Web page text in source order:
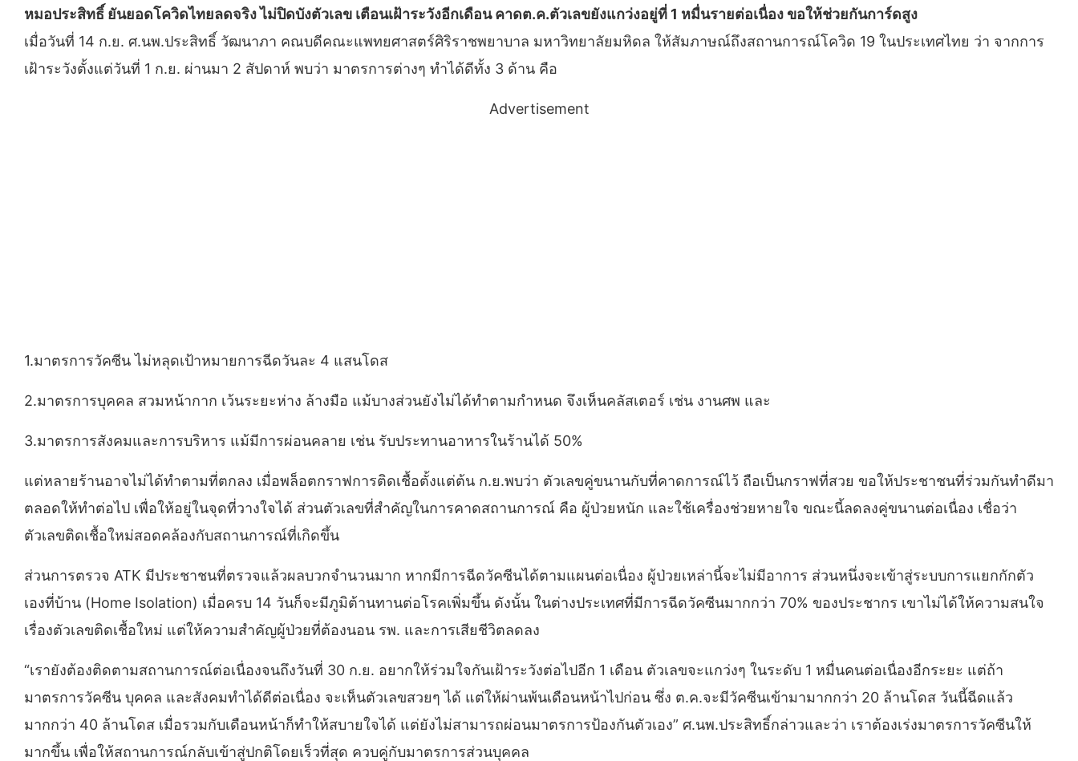
หมอประสิทธิ์ ยันยอดโควิดไทยลดจริง ไม่ปิดบังตัวเลข เตือนเฝ้าระวังอีกเดือน คาดต.ค.ตัวเลขยังแกว่งอยู่ที่ 1 หมื่นรายต่อเนื่อง ขอให้ช่วยกันการ์ดสูง
เมื่อวันที่ 14 ก.ย. ศ.นพ.ประสิทธิ์ วัฒนาภา คณบดีคณะแพทยศาสตร์ศิริราชพยาบาล มหาวิทยาลัยมหิดล ให้สัมภาษณ์ถึงสถานการณ์โควิด 19 ในประเทศไทย ว่า จากการ
เฝ้าระวังตั้งแต่วันที่ 1 ก.ย. ผ่านมา 2 สัปดาห์ พบว่า มาตรการต่างๆ ทำได้ดีทั้ง 3 ด้าน คือ
Advertisement
1.มาตรการวัคซีน ไม่หลุดเป้าหมายการฉีดวันละ 4 แสนโดส
2.มาตรการบุคคล สวมหน้ากาก เว้นระยะห่าง ล้างมือ แม้บางส่วนยังไม่ได้ทำตามกำหนด จึงเห็นคลัสเตอร์ เช่น งานศพ และ
3.มาตรการสังคมและการบริหาร แม้มีการผ่อนคลาย เช่น รับประทานอาหารในร้านได้ 50%
แต่หลายร้านอาจไม่ได้ทำตามที่ตกลง เมื่อพล็อตกราฟการติดเชื้อตั้งแต่ต้น ก.ย.พบว่า ตัวเลขคู่ขนานกับที่คาดการณ์ไว้ ถือเป็นกราฟที่สวย ขอให้ประชาชนที่ร่วมกันทำดีมา
ตลอดให้ทำต่อไป เพื่อให้อยู่ในจุดที่วางใจได้ ส่วนตัวเลขที่สำคัญในการคาดสถานการณ์ คือ ผู้ป่วยหนัก และใช้เครื่องช่วยหายใจ ขณะนี้ลดลงคู่ขนานต่อเนื่อง เชื่อว่า
ตัวเลขติดเชื้อใหม่สอดคล้องกับสถานการณ์ที่เกิดขึ้น
ส่วนการตรวจ ATK มีประชาชนที่ตรวจแล้วผลบวกจำนวนมาก หากมีการฉีดวัคซีนได้ตามแผนต่อเนื่อง ผู้ป่วยเหล่านี้จะไม่มีอาการ ส่วนหนึ่งจะเข้าสู่ระบบการแยกกักตัว
เองที่บ้าน (Home Isolation) เมื่อครบ 14 วันก็จะมีภูมิต้านทานต่อโรคเพิ่มขึ้น ดังนั้น ในต่างประเทศที่มีการฉีดวัคซีนมากกว่า 70% ของประชากร เขาไม่ได้ให้ความสนใจ
เรื่องตัวเลขติดเชื้อใหม่ แต่ให้ความสำคัญผู้ป่วยที่ต้องนอน รพ. และการเสียชีวิตลดลง
“เรายังต้องติดตามสถานการณ์ต่อเนื่องจนถึงวันที่ 30 ก.ย. อยากให้ร่วมใจกันเฝ้าระวังต่อไปอีก 1 เดือน ตัวเลขจะแกว่งๆ ในระดับ 1 หมื่นคนต่อเนื่องอีกระยะ แต่ถ้า
มาตรการวัคซีน บุคคล และสังคมทำได้ดีต่อเนื่อง จะเห็นตัวเลขสวยๆ ได้ แต่ให้ผ่านพ้นเดือนหน้าไปก่อน ซึ่ง ต.ค.จะมีวัคซีนเข้ามามากกว่า 20 ล้านโดส วันนี้ฉีดแล้ว
มากกว่า 40 ล้านโดส เมื่อรวมกับเดือนหน้าก็ทำให้สบายใจได้ แต่ยังไม่สามารถผ่อนมาตรการป้องกันตัวเอง” ศ.นพ.ประสิทธิ์กล่าวและว่า เราต้องเร่งมาตรการวัคซีนให้
มากขึ้น เพื่อให้สถานการณ์กลับเข้าสู่ปกติโดยเร็วที่สุด ควบคู่กับมาตรการส่วนบุคคล